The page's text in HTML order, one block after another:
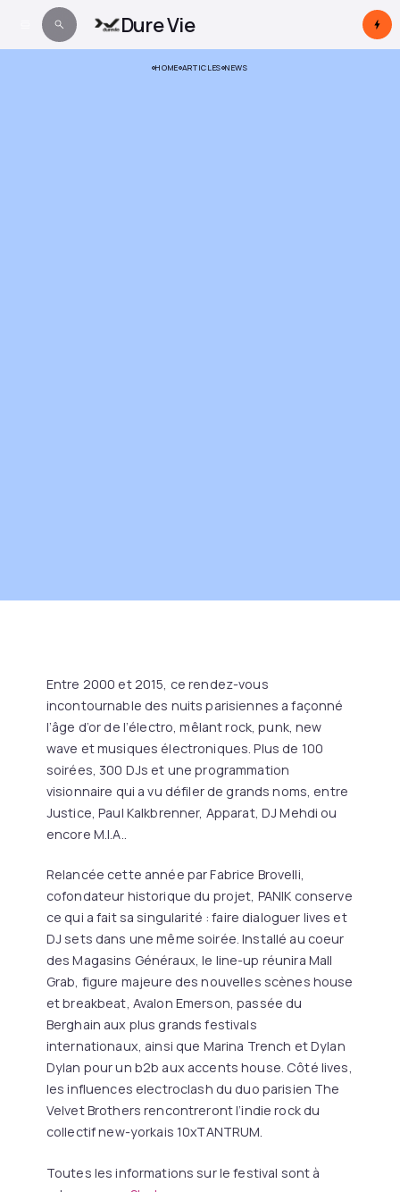
Dure Vie
HOME ARTICLES NEWS
Entre 2000 et 2015, ce rendez-vous
incontournable des nuits parisiennes a façonné
l’âge d’or de l’électro, mêlant rock, punk, new
wave et musiques électroniques. Plus de 100
soirées, 300 DJs et une programmation
visionnaire qui a vu défiler de grands noms, entre
Justice, Paul Kalkbrenner, Apparat, DJ Mehdi ou
encore M.I.A..
Relancée cette année par Fabrice Brovelli,
cofondateur historique du projet, PANIK conserve
ce qui a fait sa singularité : faire dialoguer lives et
DJ sets dans une même soirée. Installé au coeur
des Magasins Généraux, le line-up réunira Mall
Grab, figure majeure des nouvelles scènes house
et breakbeat, Avalon Emerson, passée du
Berghain aux plus grands festivals
internationaux, ainsi que Marina Trench et Dylan
Dylan pour un b2b aux accents house. Côté lives,
les influences electroclash du duo parisien The
Velvet Brothers rencontreront l’indie rock du
collectif new-yorkais 10xTANTRUM.
Toutes les informations sur le festival sont à